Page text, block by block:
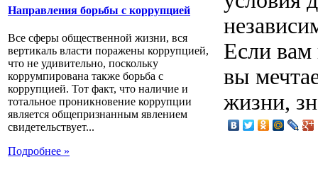
Направления борьбы с коррупцией
Все сферы общественной жизни, вся
вертикаль власти поражены коррупцией,
что не удивительно, поскольку
коррумпирована также борьба с
коррупцией. Тот факт, что наличие и
тотальное проникновение коррупции
является общепризнанным явлением
свидетельствует...
Подробнее »
Если вам
вы
жизни,